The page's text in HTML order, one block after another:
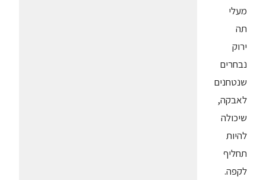
מעלי
תה
ירוק
נבחרים
שנטחנים
לאבקה,
שיכולה
להיות
תחליף
לקפה.